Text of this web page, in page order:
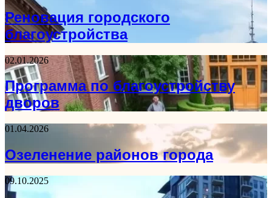
Реновация городского
благоустройства
02.01.2026
Программа по благоустройству
дворов
01.04.2026
Озеленение районов города
09.10.2025